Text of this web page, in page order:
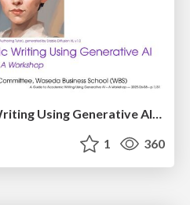
A Guide to Academic Writing Using Generative AI - A Workshop
1 360